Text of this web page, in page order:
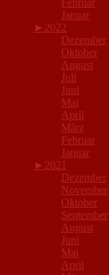
Januar
► 2022
Dezember
Oktober
August
Juli
Juni
Mai
April
März
Februar
Januar
► 2021
Dezember
November
Oktober
September
August
Juni
Mai
April